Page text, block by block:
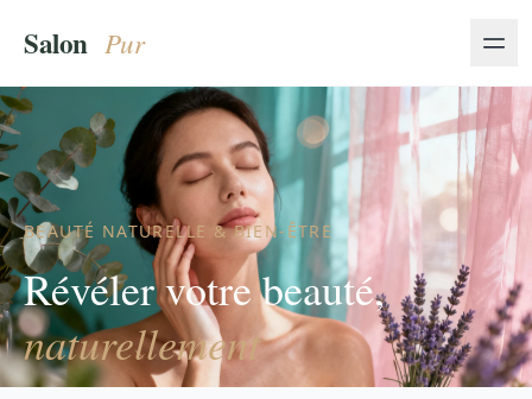
BEAUTÉ NATURELLE & BIEN-ÊTRE
Révéler votre beauté,
naturellement